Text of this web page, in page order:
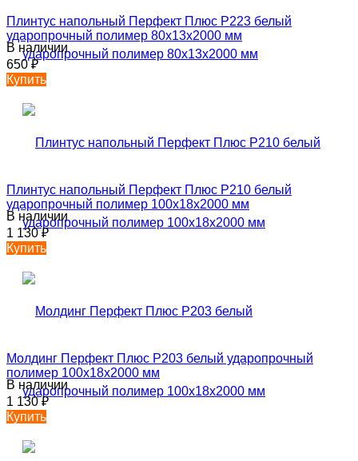
Плинтус напольный Перфект Плюс P223 белый
ударопрочный полимер 80х13х2000 мм
В наличии
650₽
Купить
Плинтус напольный Перфект Плюс P210 белый
ударопрочный полимер 100х18х2000 мм
В наличии
1 130₽
Купить
Молдинг Перфект Плюс P203 белый ударопрочный
полимер 100х18х2000 мм
В наличии
1 130₽
Купить